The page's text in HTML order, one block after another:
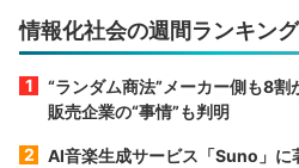
情報化社会の週間ランキング
“ランダム商法”メーカー側も8
販売企業の“事情”も判明
AI音楽生成サービス「Suno」